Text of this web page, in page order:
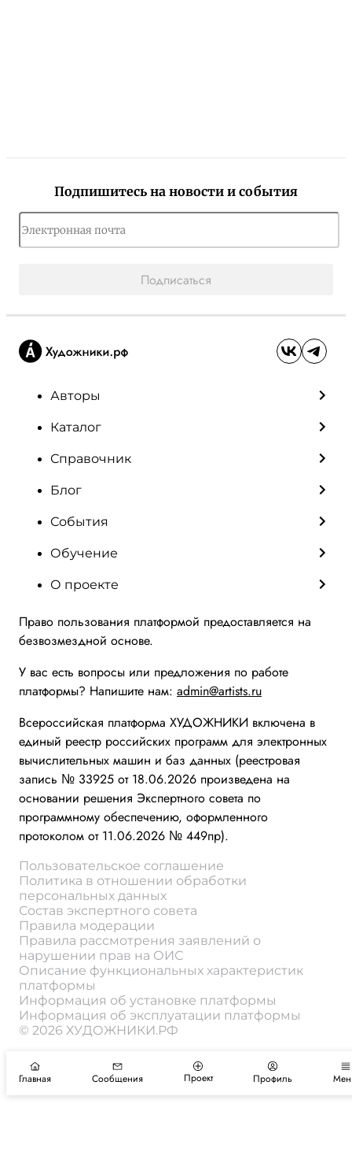
Подпишитесь на новости и события
Подписаться
Авторы
Каталог
Справочник
Блог
События
Обучение
О проекте
Право пользования платформой предоставляется на
безвозмездной основе.
У вас есть вопросы или предложения по работе
платформы? Напишите нам: admin@artists.ru
Всероссийская платформа ХУДОЖНИКИ включена в
единый реестр российских программ для электронных
вычислительных машин и баз данных (реестровая
запись № 33925 от 18.06.2026 произведена на
основании решения Экспертного совета по
программному обеспечению, оформленного
протоколом от 11.06.2026 № 449пр).
Пользовательское соглашение
Политика в отношении обработки
персональных данных
Состав экспертного совета
Правила модерации
Правила рассмотрения заявлений о
нарушении прав на ОИС
Описание функциональных характеристик
платформы
Информация об установке платформы
Информация об эксплуатации платформы
© 2026 ХУДОЖНИКИ.РФ
Главная Сообщения Проект Профиль